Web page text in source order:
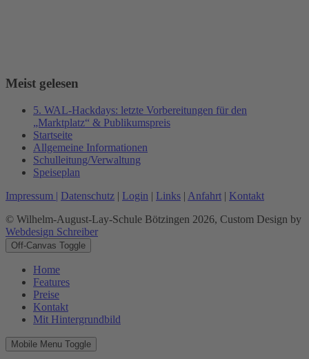
Meist gelesen
5. WAL-Hackdays: letzte Vorbereitungen für den
„Marktplatz“ & Publikumspreis
Startseite
Allgemeine Informationen
Schulleitung/Verwaltung
Speiseplan
Impressum | Datenschutz | Login | Links | Anfahrt | Kontakt
© Wilhelm-August-Lay-Schule Bötzingen 2026, Custom Design by
Webdesign Schreiber
Off-Canvas Toggle
Home
Features
Preise
Kontakt
Mit Hintergrundbild
Mobile Menu Toggle